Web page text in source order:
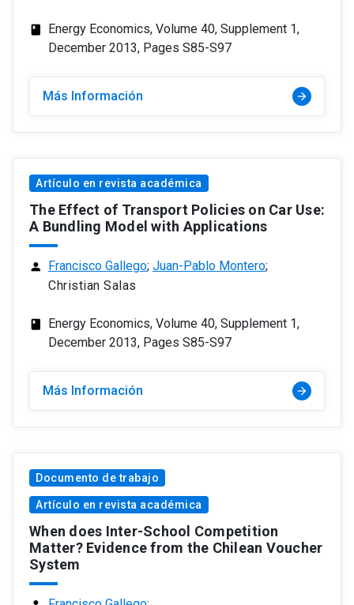
class
Energy Economics, Volume 40, Supplement 1,
December 2013, Pages S85-S97
Más Información arrow_forward
Artículo en revista académica
The Effect of Transport Policies on Car Use:
A Bundling Model with Applications
person Francisco Gallego; Juan-Pablo Montero;
Christian Salas
class
Energy Economics, Volume 40, Supplement 1,
December 2013, Pages S85-S97
Más Información arrow_forward
Documento de trabajo
Artículo en revista académica
When does Inter-School Competition
Matter? Evidence from the Chilean Voucher
System